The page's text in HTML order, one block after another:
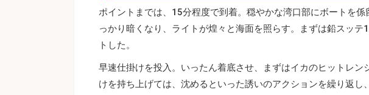
ポイントまでは、15分程度で到着。穏やかな湾口部にボートを
っかり暗くなり、ライトが煌々と海面を照らす。まずは鉛スッ
トした。
早速仕掛けを投入。いったん着底させ、まずはイカのヒットレン
けを持ち上げては、沈めるといった誘いのアクションを繰り返し